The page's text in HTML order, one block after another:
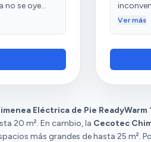
no se oye
apenas
Ver más
Eléctrica de Pie ReadyWarm
20 m². En cambio, la Cecotec
más grandes de hasta 25 m².